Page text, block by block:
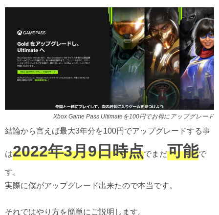
Xbox Game Pass Ultimateを100円でお得にアップグレード
結論から言えば最大3年分を100円でアップグレードする事
は2022年3月9日時点でまだ可能で
す。
実際に僕がアップグレード出来たので本当です。
それではやり方を簡単にご説明します。